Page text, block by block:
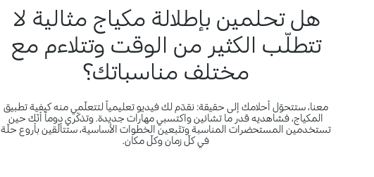
هل تحلمين بإطلالة مكياج مثالية لا
تتطلّب الكثير من الوقت وتتلاءم مع
مختلف مناسباتك؟
معنا، ستتحوّل أحلامك إلى حقيقة: نقدّم لك فيديو تعليمياً لتتعلّمي منه كيفية تطبيق
المكياج، فشاهديه قدر ما تشائين واكتسبي مهارات جديدة. وتذكّري دوماً أنّك حين
تستخدمين المستحضرات المناسبة وتتّبعين الخطوات الأساسية، ستتألّقين بأروع حلّة
في كلّ زمان وكلّ مكان.